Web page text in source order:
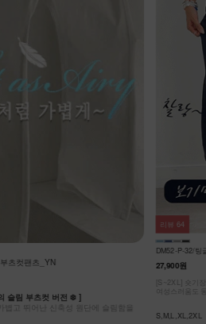
츠컷팬츠_YN
슬림 부츠컷 버전 ❄️ ]
고 뛰어난 신축성 원단에 슬림함을
DM52-P-32/팅
27,900원
[S~2XL] 숏기
여성스러움도
S,M,L,XL,2XL
리뷰 64